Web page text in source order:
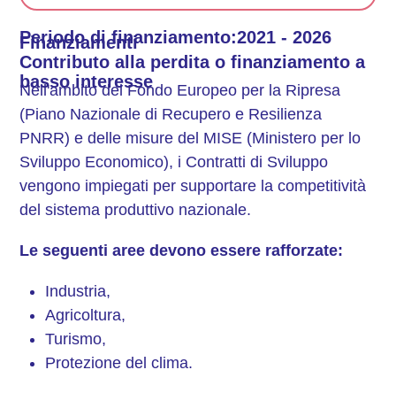
Periodo di finanziamento:2021 - 2026
Finanziamenti
Contributo alla perdita o finanziamento a
basso interesse
Nell'ambito del Fondo Europeo per la Ripresa
(Piano Nazionale di Recupero e Resilienza
PNRR) e delle misure del MISE (Ministero per lo
Sviluppo Economico), i Contratti di Sviluppo
vengono impiegati per supportare la competitività
del sistema produttivo nazionale.
Le seguenti aree devono essere rafforzate:
Industria,
Agricoltura,
Turismo,
Protezione del clima.